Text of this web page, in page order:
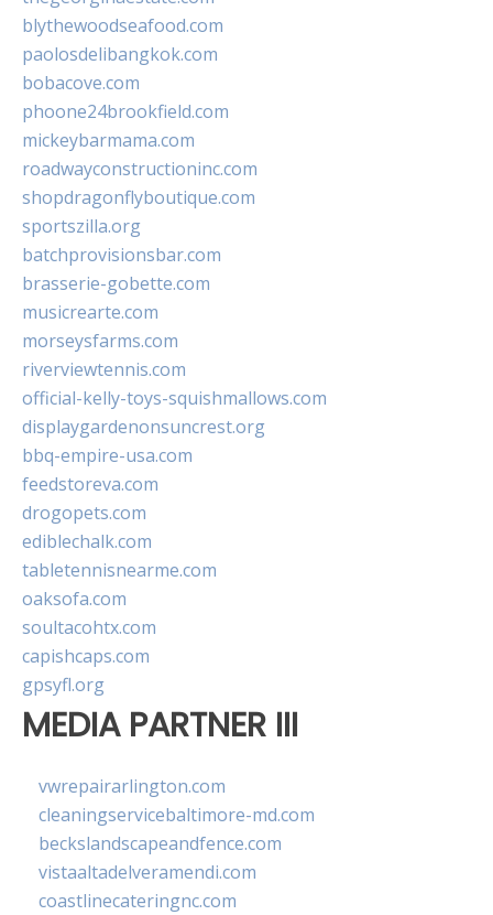
blythewoodseafood.com
paolosdelibangkok.com
bobacove.com
phoone24brookfield.com
mickeybarmama.com
roadwayconstructioninc.com
shopdragonflyboutique.com
sportszilla.org
batchprovisionsbar.com
brasserie-gobette.com
musicrearte.com
morseysfarms.com
riverviewtennis.com
official-kelly-toys-squishmallows.com
displaygardenonsuncrest.org
bbq-empire-usa.com
feedstoreva.com
drogopets.com
ediblechalk.com
tabletennisnearme.com
oaksofa.com
soultacohtx.com
capishcaps.com
gpsyfl.org
MEDIA PARTNER III
vwrepairarlington.com
cleaningservicebaltimore-md.com
beckslandscapeandfence.com
vistaaltadelveramendi.com
coastlinecateringnc.com